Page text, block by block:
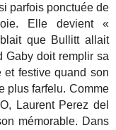
parfois ponctuée de
Elle devient «
que Bullitt allait
Gaby doit remplir sa
et festive quand son
plus farfelu. Comme
Laurent Perez del
mémorable. Dans